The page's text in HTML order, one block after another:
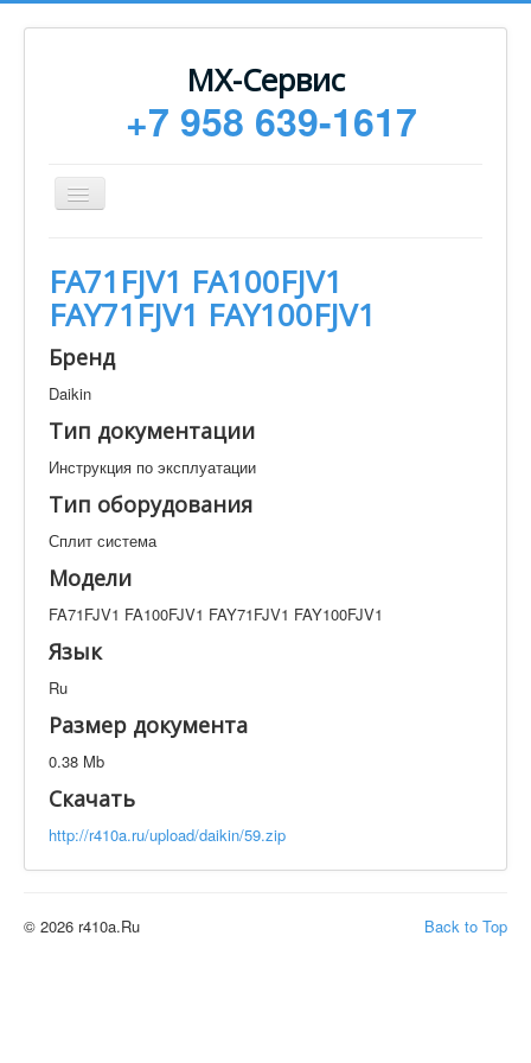
МХ-Сервис
+7 958 639-1617
Toggle
Navigation
Монтаж
Сервисное обслуживание
Техническая документация
Контакты
Техническая документация
FA71FJV1 FA100FJV1 FAY71FJV1 FAY100FJV1
Искать
Производитель
Элементов на страницу
FA71FJV1 FA100FJV1
FAY71FJV1 FAY100FJV1
Бренд
Daikin
Тип документации
Инструкция по эксплуатации
Тип оборудования
Сплит система
Модели
FA71FJV1 FA100FJV1 FAY71FJV1 FAY100FJV1
Язык
Ru
Размер документа
0.38 Mb
Скачать
http://r410a.ru/upload/daikin/59.zip
Back to Top
© 2026 r410a.Ru